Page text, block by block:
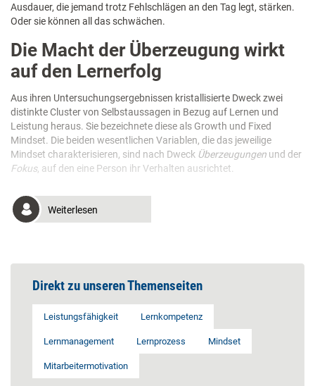
Ausdauer, die jemand trotz Fehlschlägen an den Tag legt, stärken.
Oder sie können all das schwächen.
Die Macht der Überzeugung wirkt
auf den Lernerfolg
Aus ihren Untersuchungsergebnissen kristallisierte Dweck zwei
distinkte Cluster von Selbstaussagen in Bezug auf Lernen und
Leistung heraus. Sie bezeichnete diese als Growth und Fixed
Mindset. Die beiden wesentlichen Variablen, die das jeweilige
Mindset charakterisieren, sind nach Dweck Überzeugungen und der
Fokus, auf den eine Person ihr Verhalten ausrichtet.
Weiterlesen
Direkt zu unseren Themenseiten
Leistungsfähigkeit Lernkompetenz
Lernmanagement Lernprozess Mindset
Mitarbeitermotivation